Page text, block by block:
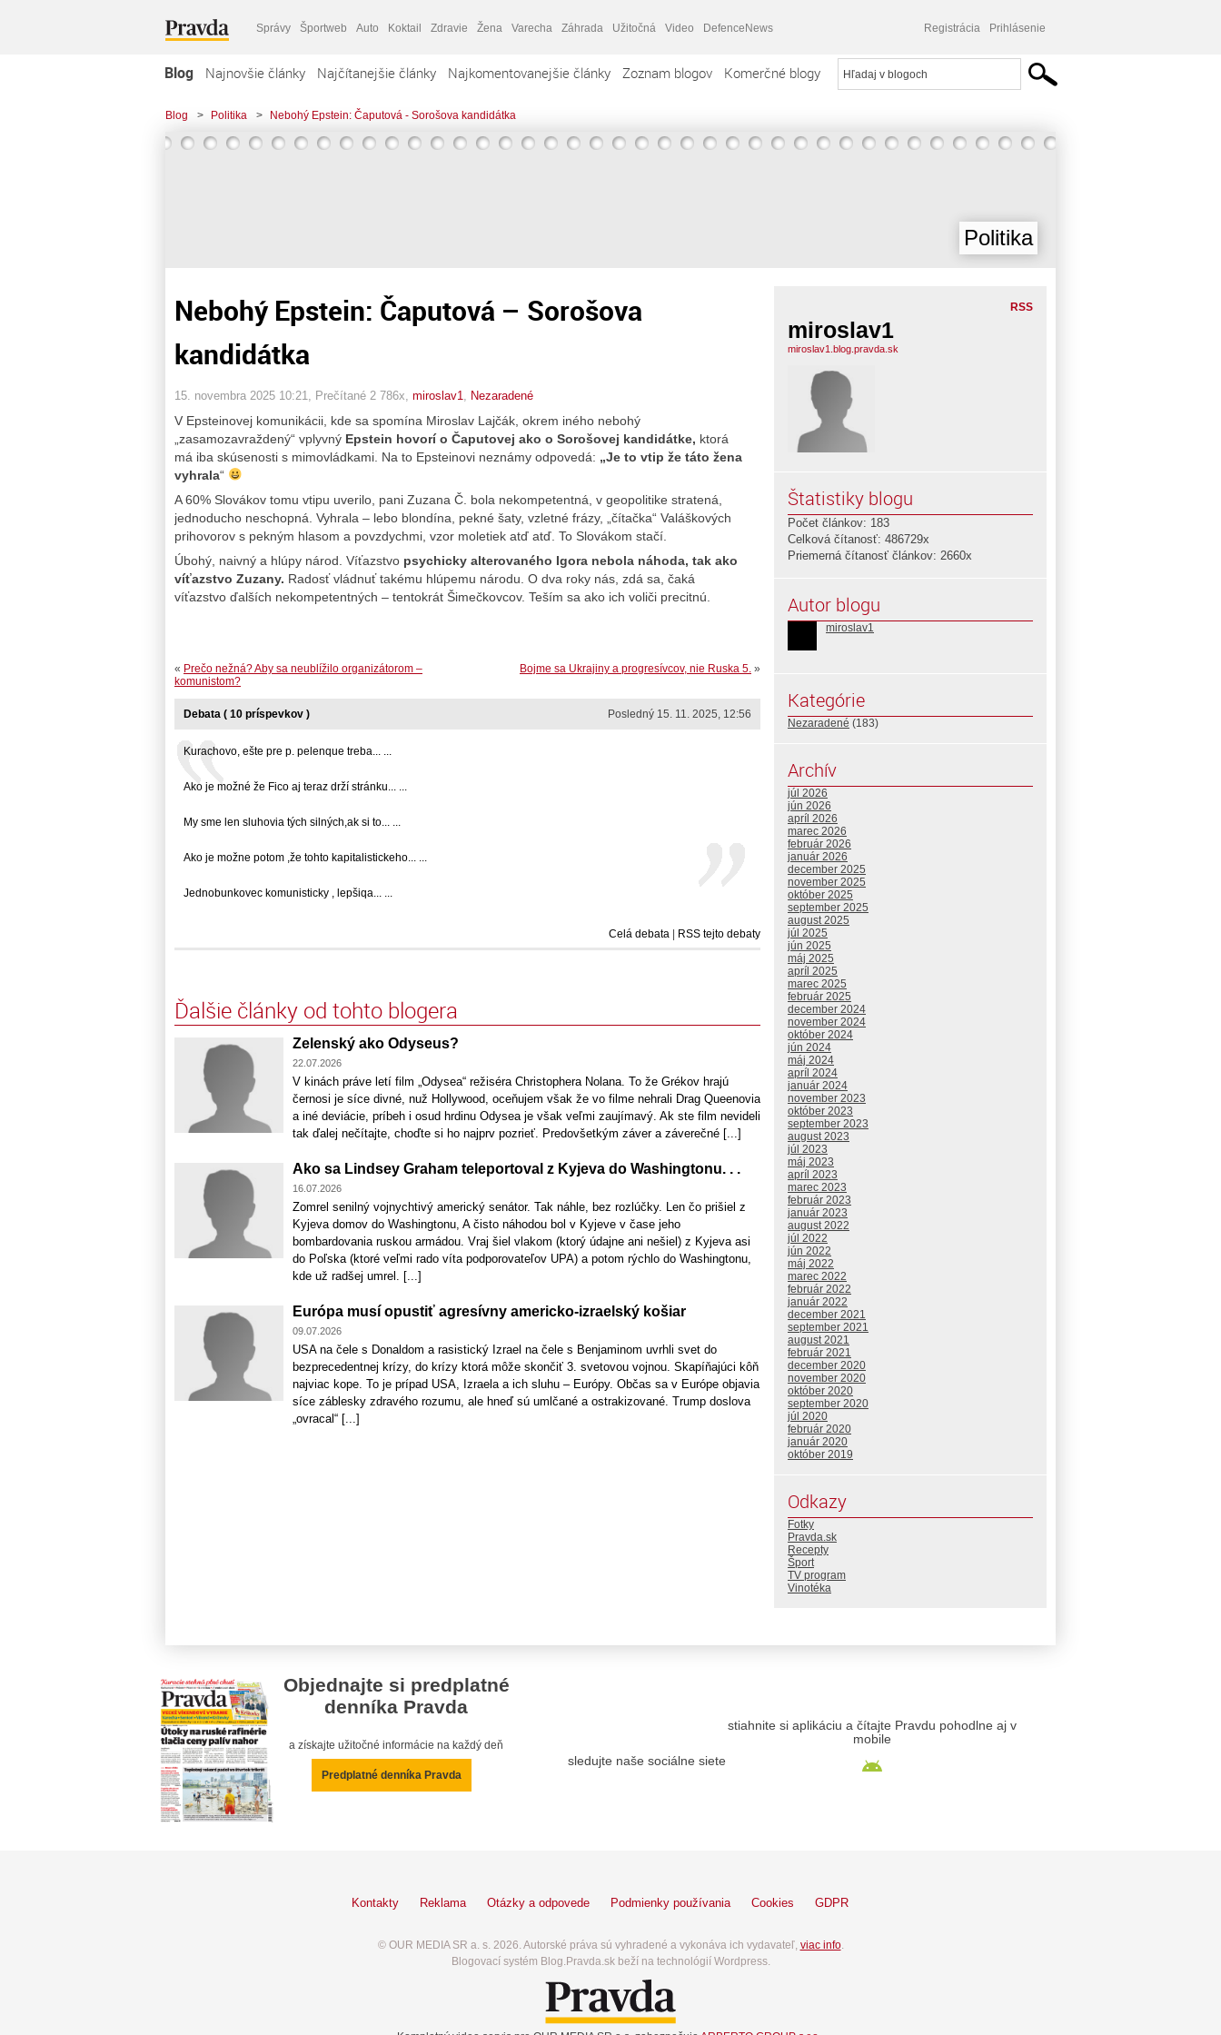
Správy Športweb Auto Koktail Zdravie Žena Varecha Záhrada Užitočná Video DefenceNews Registrácia Prihlásenie
Blog Najnovšie články Najčítanejšie články Najkomentovanejšie články Zoznam blogov Komerčné blogy
Blog > Politika > Nebohý Epstein: Čaputová - Sorošova kandidátka
Politika
Nebohý Epstein: Čaputová – Sorošova
kandidátka
15. novembra 2025 10:21 , Prečítané 2 786x, miroslav1 Nezaradené
V Epsteinovej komunikácii, kde sa spomína Miroslav Lajčák, okrem iného nebohý
„zasamozavraždený“ vplyvný Epstein hovorí o Čaputovej ako o Sorošovej kandidátke, ktorá
má iba skúsenosti s mimovládkami. Na to Epsteinovi neznámy odpovedá: „Je to vtip že táto žena
vyhrala“
A 60% Slovákov tomu vtipu uverilo, pani Zuzana Č. bola nekompetentná, v geopolitike stratená,
jednoducho neschopná. Vyhrala – lebo blondína, pekné šaty, vzletné frázy, „čítačka“ Valáškových
prihovorov s pekným hlasom a povzdychmi, vzor moletiek atď atď. To Slovákom stačí.
Úbohý, naivný a hlúpy národ. Víťazstvo psychicky alterovaného Igora nebola náhoda, tak ako
víťazstvo Zuzany. Radosť vládnuť takému hlúpemu národu. O dva roky nás, zdá sa, čaká
víťazstvo ďalších nekompetentných – tentokrát Šimečkovcov. Teším sa ako ich voliči precitnú.
Bojme sa Ukrajiny a progresívcov, nie Ruska 5. »
« Prečo nežná? Aby sa neublížilo organizátorom –
komunistom?
Posledný 15. 11. 2025, 12:56
Debata ( 10 príspevkov )
Kurachovo, ešte pre p. pelenque treba... ...
Ako je možné že Fico aj teraz drží stránku... ...
My sme len sluhovia tých silných,ak si to... ...
Ako je možne potom ,že tohto kapitalistickeho... ...
Jednobunkovec komunisticky , lepšiqa... ...
Celá debata RSS tejto debaty
Ďalšie články od tohto blogera
Zelenský ako Odyseus?
22.07.2026
V kinách práve letí film „Odysea“ režiséra Christophera Nolana. To že Grékov hrajú
černosi je síce divné, nuž Hollywood, oceňujem však že vo filme nehrali Drag Queenovia
a iné deviácie, príbeh i osud hrdinu Odysea je však veľmi zaujímavý. Ak ste film nevideli
tak ďalej nečítajte, choďte si ho najprv pozrieť. Predovšetkým záver a záverečné [...]
Ako sa Lindsey Graham teleportoval z Kyjeva do Washingtonu. . .
16.07.2026
Zomrel senilný vojnychtivý americký senátor. Tak náhle, bez rozlúčky. Len čo prišiel z
Kyjeva domov do Washingtonu, A čisto náhodou bol v Kyjeve v čase jeho
bombardovania ruskou armádou. Vraj šiel vlakom (ktorý údajne ani nešiel) z Kyjeva asi
do Poľska (ktoré veľmi rado víta podporovateľov UPA) a potom rýchlo do Washingtonu,
kde už radšej umrel. [...]
Európa musí opustiť agresívny americko-izraelský košiar
09.07.2026
USA na čele s Donaldom a rasistický Izrael na čele s Benjaminom uvrhli svet do
bezprecedentnej krízy, do krízy ktorá môže skončiť 3. svetovou vojnou. Skapíňajúci kôň
najviac kope. To je prípad USA, Izraela a ich sluhu – Európy. Občas sa v Európe objavia
síce záblesky zdravého rozumu, ale hneď sú umlčané a ostrakizované. Trump doslova
„ovracal“ [...]
RSS
miroslav1
miroslav1.blog.pravda.sk
Štatistiky blogu
Počet článkov: 183
Celková čítanosť: 486729x
Priemerná čítanosť článkov: 2660x
Autor blogu
miroslav1
Kategórie
Nezaradené (183)
Archív
júl 2026
jún 2026
apríl 2026
marec 2026
február 2026
január 2026
december 2025
november 2025
október 2025
september 2025
august 2025
júl 2025
jún 2025
máj 2025
apríl 2025
marec 2025
február 2025
december 2024
november 2024
október 2024
jún 2024
máj 2024
apríl 2024
január 2024
november 2023
október 2023
september 2023
august 2023
júl 2023
máj 2023
apríl 2023
marec 2023
február 2023
január 2023
august 2022
júl 2022
jún 2022
máj 2022
marec 2022
február 2022
január 2022
december 2021
september 2021
august 2021
február 2021
december 2020
november 2020
október 2020
september 2020
júl 2020
február 2020
január 2020
október 2019
Odkazy
Fotky
Pravda.sk
Recepty
Šport
TV program
Vinotéka
Objednajte si predplatné
denníka Pravda
a získajte užitočné informácie na každý deň
Predplatné denníka Pravda
sledujte naše sociálne siete
stiahnite si aplikáciu a čítajte Pravdu pohodlne aj v
mobile
Kontakty Reklama Otázky a odpovede Podmienky používania Cookies GDPR
© OUR MEDIA SR a. s. 2026. Autorské práva sú vyhradené a vykonáva ich vydavateľ, viac info.
Blogovací systém Blog.Pravda.sk beží na technológií Wordpress.